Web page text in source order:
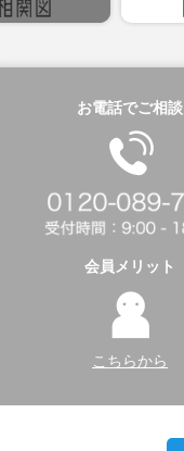
お電話でご相談
会員メリット
こちらから